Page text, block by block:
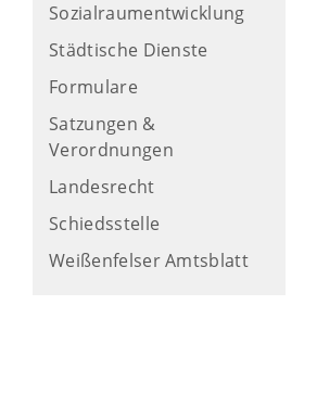
Sozialraumentwicklung
Städtische Dienste
Formulare
Satzungen &
Verordnungen
Landesrecht
Schiedsstelle
Weißenfelser Amtsblatt